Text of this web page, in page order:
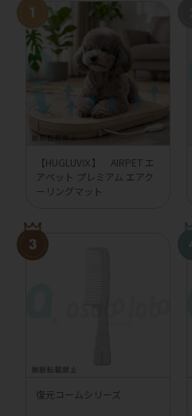
【HUGLUVⅨ】 AIRPET エ
アペット プレミアム エアク
ーリングマット
復元コームシリーズ